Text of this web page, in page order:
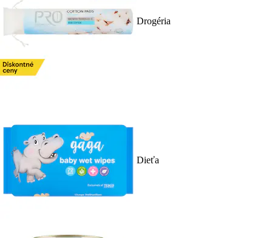
Drogéria
Dieťa